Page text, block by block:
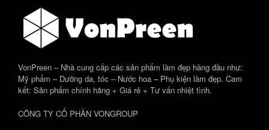
VonPreen – Nhà cung cấp các sản phẩm làm đẹp hàng đầu như:
Mỹ phẩm – Dưỡng da, tóc – Nước hoa – Phụ kiện làm đẹp. Cam
kết: Sản phẩm chính hãng + Giá rẻ + Tư vấn nhiệt tình.
CÔNG TY CỔ PHẦN VONGROUP